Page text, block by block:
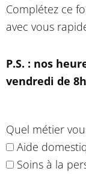
Complétez ce
avec vous
P.S. : nos
vendredi de
Quel métier
Aide
Soins à la